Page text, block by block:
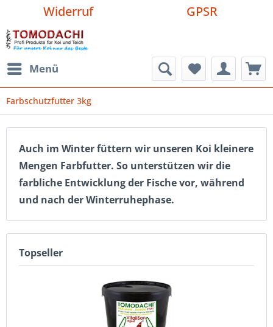
Widerruf GPSR
Menü
Farbschutzfutter 3kg
Auch im Winter füttern wir unseren Koi kleinere
Mengen Farbfutter. So unterstützen wir die
farbliche Entwicklung der Fische vor, während
und nach der Winterruhephase.
Topseller